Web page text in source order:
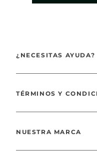
¿NECESITAS AYUDA?
TÉRMINOS Y
NUESTRA MARCA